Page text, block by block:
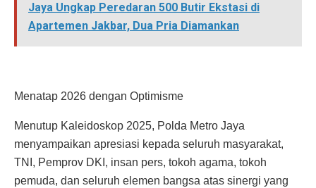
Jaya Ungkap Peredaran 500 Butir Ekstasi di
Apartemen Jakbar, Dua Pria Diamankan
Menatap 2026 dengan Optimisme
Menutup Kaleidoskop 2025, Polda Metro Jaya
menyampaikan apresiasi kepada seluruh masyarakat,
TNI, Pemprov DKI, insan pers, tokoh agama, tokoh
pemuda, dan seluruh elemen bangsa atas sinergi yang